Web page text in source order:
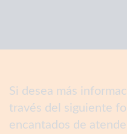
Si desea más
través del siguiente
encantados de